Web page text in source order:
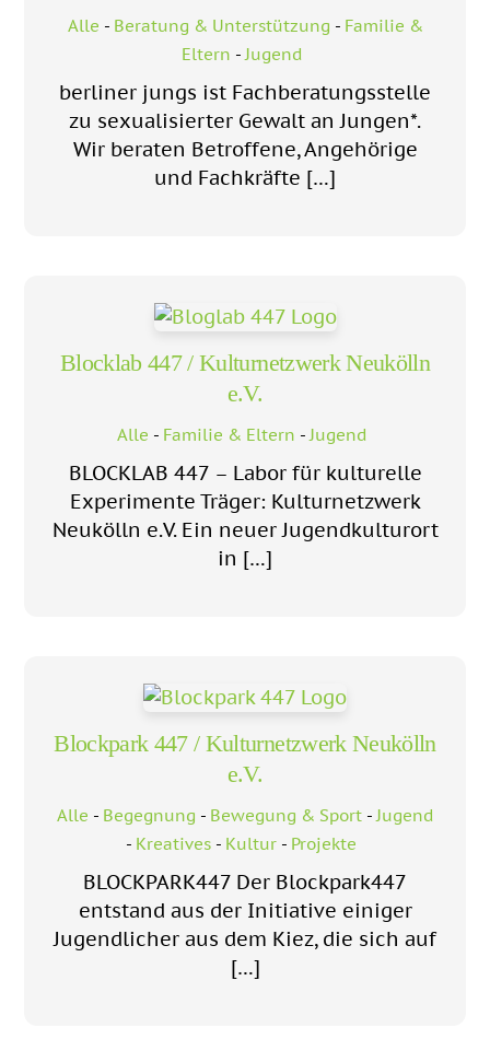
Alle - Beratung & Unterstützung - Familie &
Eltern -Jugend
berliner jungs ist Fachberatungsstelle
zu sexualisierter Gewalt an Jungen*.
Wir beraten Betroffene, Angehörige
und Fachkräfte […]
Blocklab 447 / Kulturnetzwerk Neukölln
e.V.
Alle - Familie & Eltern -Jugend
BLOCKLAB 447 – Labor für kulturelle
Experimente Träger: Kulturnetzwerk
Neukölln e.V. Ein neuer Jugendkulturort
in […]
Blockpark 447 / Kulturnetzwerk Neukölln
e.V.
Alle - Begegnung - Bewegung & Sport -Jugend
- Kreatives - Kultur - Projekte
BLOCKPARK447 Der Blockpark447
entstand aus der Initiative einiger
Jugendlicher aus dem Kiez, die sich auf
[…]